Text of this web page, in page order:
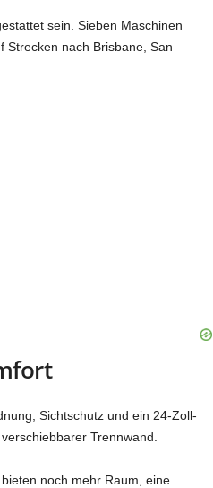
sein. Sieben Maschinen
Strecken nach Brisbane, San
Sichtschutz und ein 24-Zoll-
Trennwand.
noch mehr Raum, eine